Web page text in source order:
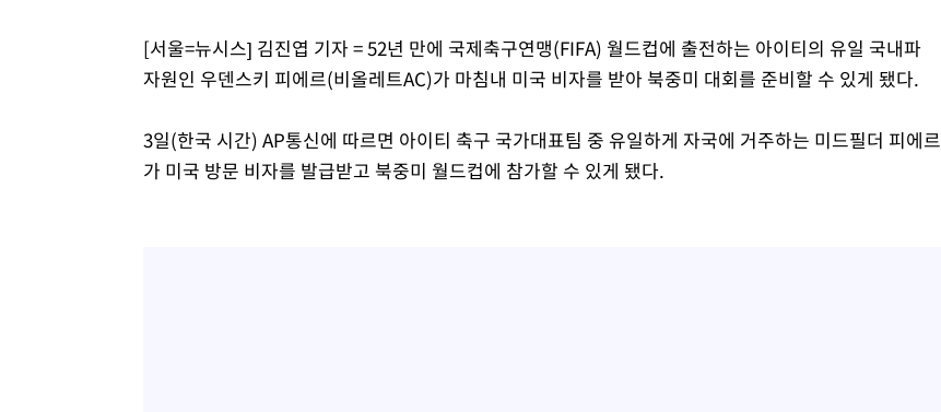
[서울=뉴시스] 김진엽 기자 = 52년 만에 국제축구연맹(FIFA) 월드컵에 출전하는 아이티의 유일 국내파
자원인 우덴스키 피에르(비올레트AC)가 마침내 미국 비자를 받아 북중미 대회를 준비할 수 있게 됐다.
3일(한국 시간) AP통신에 따르면 아이티 축구 국가대표팀 중 유일하게 자국에 거주하는 미드필더 피에르
가 미국 방문 비자를 발급받고 북중미 월드컵에 참가할 수 있게 됐다.